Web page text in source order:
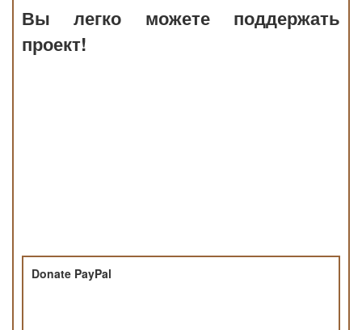
Вы легко можете поддержать
проект!
Donate PayPal